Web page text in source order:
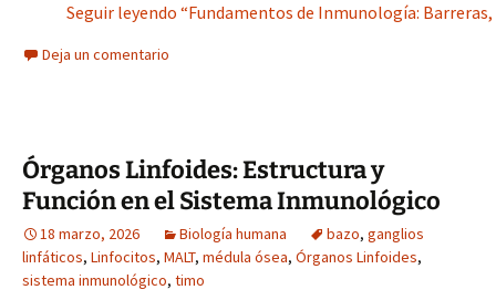
Seguir leyendo “Fundamentos de Inmunología:
Deja un comentario
Órganos Linfoides: Estructura y
Función en el Sistema Inmunológico
18 marzo, 2026 Biología humana bazo, ganglios
linfáticos, Linfocitos, MALT, médula ósea, Órganos Linfoides,
sistema inmunológico, timo